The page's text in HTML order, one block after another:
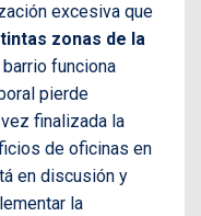
excesiva que
zonas de la
funciona
pierde
finalizada la
de oficinas en
en discusión y
la